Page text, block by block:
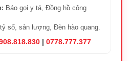
Báo gọi y tá, Đồng hồ công
số, sản lượng, Đèn hào quang.
| 0778.777.377